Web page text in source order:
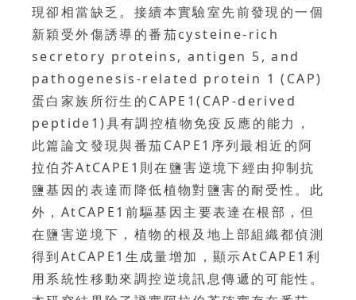
現卻相當缺乏。接續本實驗室先前發現的一個
新穎受外傷誘導的番茄cysteine-rich
secretory proteins, antigen 5, and
pathogenesis-related protein 1 (CAP)
蛋白家族所衍生的CAPE1(CAP-derived
peptide1)具有調控植物免疫反應的能力，
此篇論文發現與番茄CAPE1序列最相近的阿
拉伯芥AtCAPE1則在鹽害逆境下經由抑制抗
鹽基因的表達而降低植物對鹽害的耐受性。此
外，AtCAPE1前驅基因主要表達在根部，但
在鹽害逆境下，植物的根及地上部組織都偵測
得到AtCAPE1生成量增加，顯示AtCAPE1利
用系統性移動來調控逆境訊息傳遞的可能性。